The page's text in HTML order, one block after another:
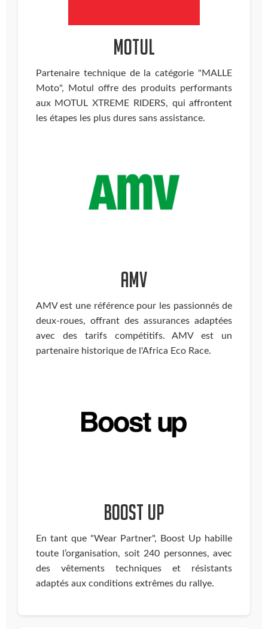
Motul
Partenaire technique de la catégorie "MALLE
Moto", Motul offre des produits performants
aux MOTUL XTREME RIDERS, qui affrontent
les étapes les plus dures sans assistance.
AMV
AMV est une référence pour les passionnés de
deux-roues, offrant des assurances adaptées
avec des tarifs compétitifs. AMV est un
partenaire historique de l'Africa Eco Race.
Boost Up
En tant que "Wear Partner", Boost Up habille
toute l’organisation, soit 240 personnes, avec
des vêtements techniques et résistants
adaptés aux conditions extrêmes du rallye.